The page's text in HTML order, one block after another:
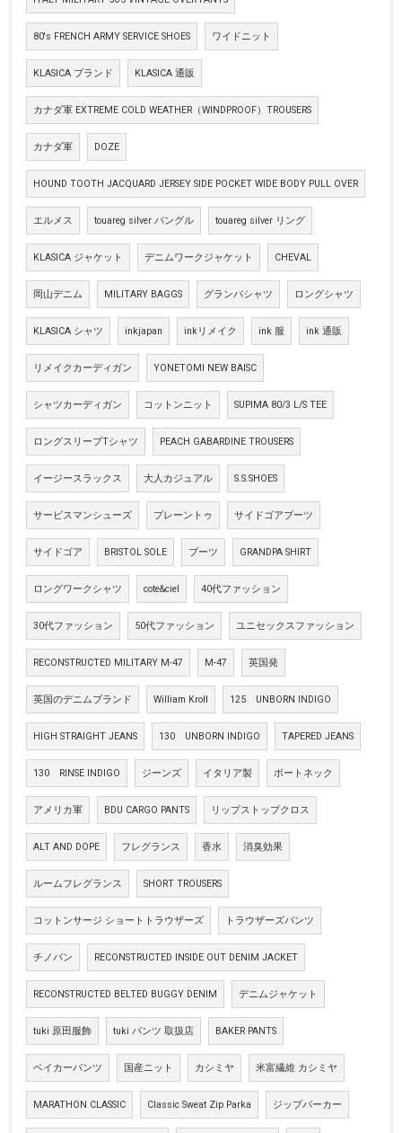
80's FRENCH ARMY SERVICE SHOES ワイドニット
KLASICA ブランド KLASICA 通販
カナダ軍 EXTREME COLD WEATHER（WINDPROOF）TROUSERS
カナダ軍 DOZE
HOUND TOOTH JACQUARD JERSEY SIDE POCKET WIDE BODY PULL OVER
エルメス touareg silver バングル touareg silver リング
KLASICA ジャケット デニムワークジャケット CHEVAL
岡山デニム MILITARY BAGGS グランパシャツ ロングシャツ
KLASICA シャツ inkjapan inkリメイク ink 服 ink 通販
リメイクカーディガン YONETOMI NEW BAISC
シャツカーディガン コットンニット SUPIMA 80/3 L/S TEE
ロングスリーブTシャツ PEACH GABARDINE TROUSERS
イージースラックス 大人カジュアル S.S.SHOES
サービスマンシューズ プレーントゥ サイドゴアブーツ
サイドゴア BRISTOL SOLE ブーツ GRANDPA SHIRT
ロングワークシャツ cote&ciel 40代ファッション
30代ファッション 50代ファッション ユニセックスファッション
RECONSTRUCTED MILITARY M-47 M-47 英国発
英国のデニムブランド William Kroll 125 UNBORN INDIGO
HIGH STRAIGHT JEANS 130 UNBORN INDIGO TAPERED JEANS
130 RINSE INDIGO ジーンズ イタリア製 ボートネック
アメリカ軍 BDU CARGO PANTS リップストップクロス
ALT AND DOPE フレグランス 香水 消臭効果
ルームフレグランス SHORT TROUSERS
コットンサージ ショートトラウザーズ トラウザーズパンツ
チノパン RECONSTRUCTED INSIDE OUT DENIM JACKET
RECONSTRUCTED BELTED BUGGY DENIM デニムジャケット
tuki 原田服飾 tuki パンツ 取扱店 BAKER PANTS
ベイカーパンツ 国産ニット カシミヤ 米富繊維 カシミヤ
MARATHON CLASSIC Classic Sweat Zip Parka ジップパーカー